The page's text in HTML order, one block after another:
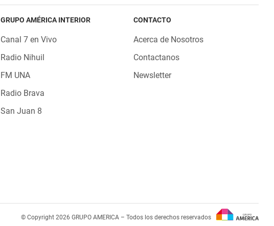
GRUPO AMÉRICA INTERIOR
Canal 7 en Vivo
Radio Nihuil
FM UNA
Radio Brava
San Juan 8
CONTACTO
Acerca de Nosotros
Contactanos
Newsletter
© Copyright 2026 GRUPO AMERICA – Todos los derechos reservados